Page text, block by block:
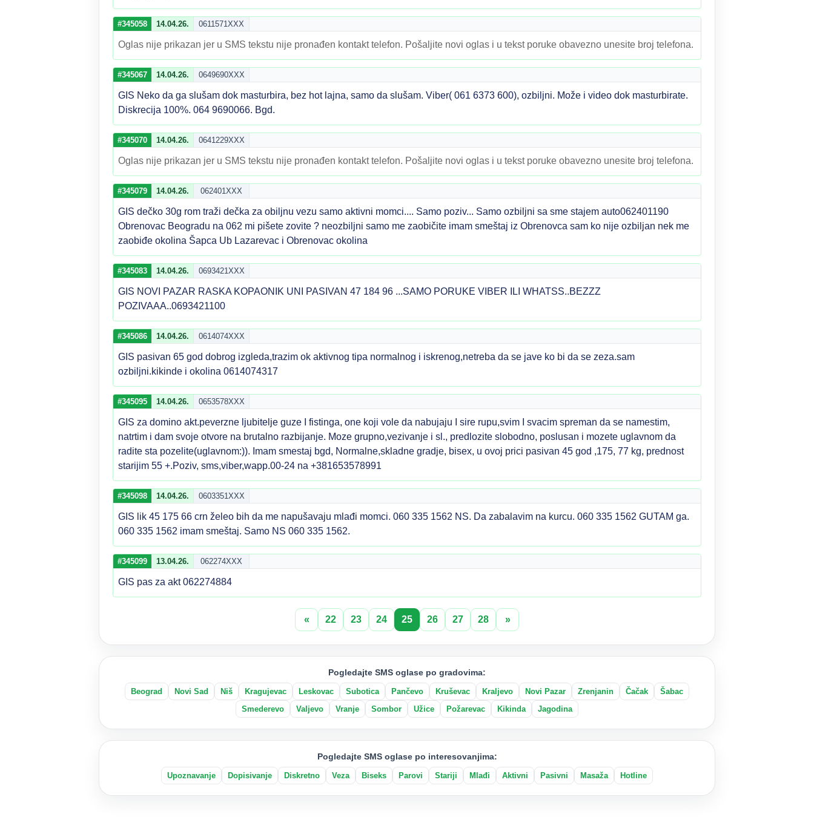
#345058 14.04.26. 0611571XXX
Oglas nije prikazan jer u SMS tekstu nije pronađen kontakt telefon. Pošaljite novi oglas i u tekst poruke obavezno unesite broj telefona.
#345067 14.04.26. 0649690XXX
GIS Neko da ga slušam dok masturbira, bez hot lajna, samo da slušam. Viber( 061 6373 600), ozbiljni. Može i video dok masturbirate.
Diskrecija 100%. 064 9690066. Bgd.
#345070 14.04.26. 0641229XXX
Oglas nije prikazan jer u SMS tekstu nije pronađen kontakt telefon. Pošaljite novi oglas i u tekst poruke obavezno unesite broj telefona.
#345079 14.04.26. 062401XXX
GIS dečko 30g rom traži dečka za obiljnu vezu samo aktivni momci.... Samo poziv... Samo ozbiljni sa sme stajem auto062401190
Obrenovac Beogradu na 062 mi pišete zovite ? neozbiljni samo me zaobičite imam smeštaj iz Obrenovca sam ko nije ozbiljan nek me
zaobiđe okolina Šapca Ub Lazarevac i Obrenovac okolina
#345083 14.04.26. 0693421XXX
GIS NOVI PAZAR RASKA KOPAONIK UNI PASIVAN 47 184 96 ...SAMO PORUKE VIBER ILI WHATSS..BEZZZ
POZIVAAA..0693421100
#345086 14.04.26. 0614074XXX
GIS pasivan 65 god dobrog izgleda,trazim ok aktivnog tipa normalnog i iskrenog,netreba da se jave ko bi da se zeza.sam
ozbiljni.kikinde i okolina 0614074317
#345095 14.04.26. 0653578XXX
GIS za domino akt.peverzne ljubitelje guze I fistinga, one koji vole da nabujaju I sire rupu,svim I svacim spreman da se namestim,
natrtim i dam svoje otvore na brutalno razbijanje. Moze grupno,vezivanje i sl., predlozite slobodno, poslusan i mozete uglavnom da
radite sta pozelite(uglavnom:)). Imam smestaj bgd, Normalne,skladne gradje, bisex, u ovoj prici pasivan 45 god ,175, 77 kg, prednost
starijim 55 +.Poziv, sms,viber,wapp.00-24 na +381653578991
#345098 14.04.26. 0603351XXX
GIS lik 45 175 66 crn želeo bih da me napušavaju mlađi momci. 060 335 1562 NS. Da zabalavim na kurcu. 060 335 1562 GUTAM ga.
060 335 1562 imam smeštaj. Samo NS 060 335 1562.
#345099 13.04.26. 062274XXX
GIS pas za akt 062274884
« 22 23 24 25 26 27 28 »
Pogledajte SMS oglase po gradovima:
Beograd Novi Sad Niš Kragujevac Leskovac Subotica Pančevo Kruševac Kraljevo Novi Pazar Zrenjanin Čačak
Šabac
Smederevo
Valjevo Vranje Sombor Užice Požarevac Kikinda Jagodina
Pogledajte SMS oglase po interesovanjima:
Upoznavanje Dopisivanje Diskretno Veza Biseks Parovi Stariji Mlađi Aktivni Pasivni Masaža Hotline